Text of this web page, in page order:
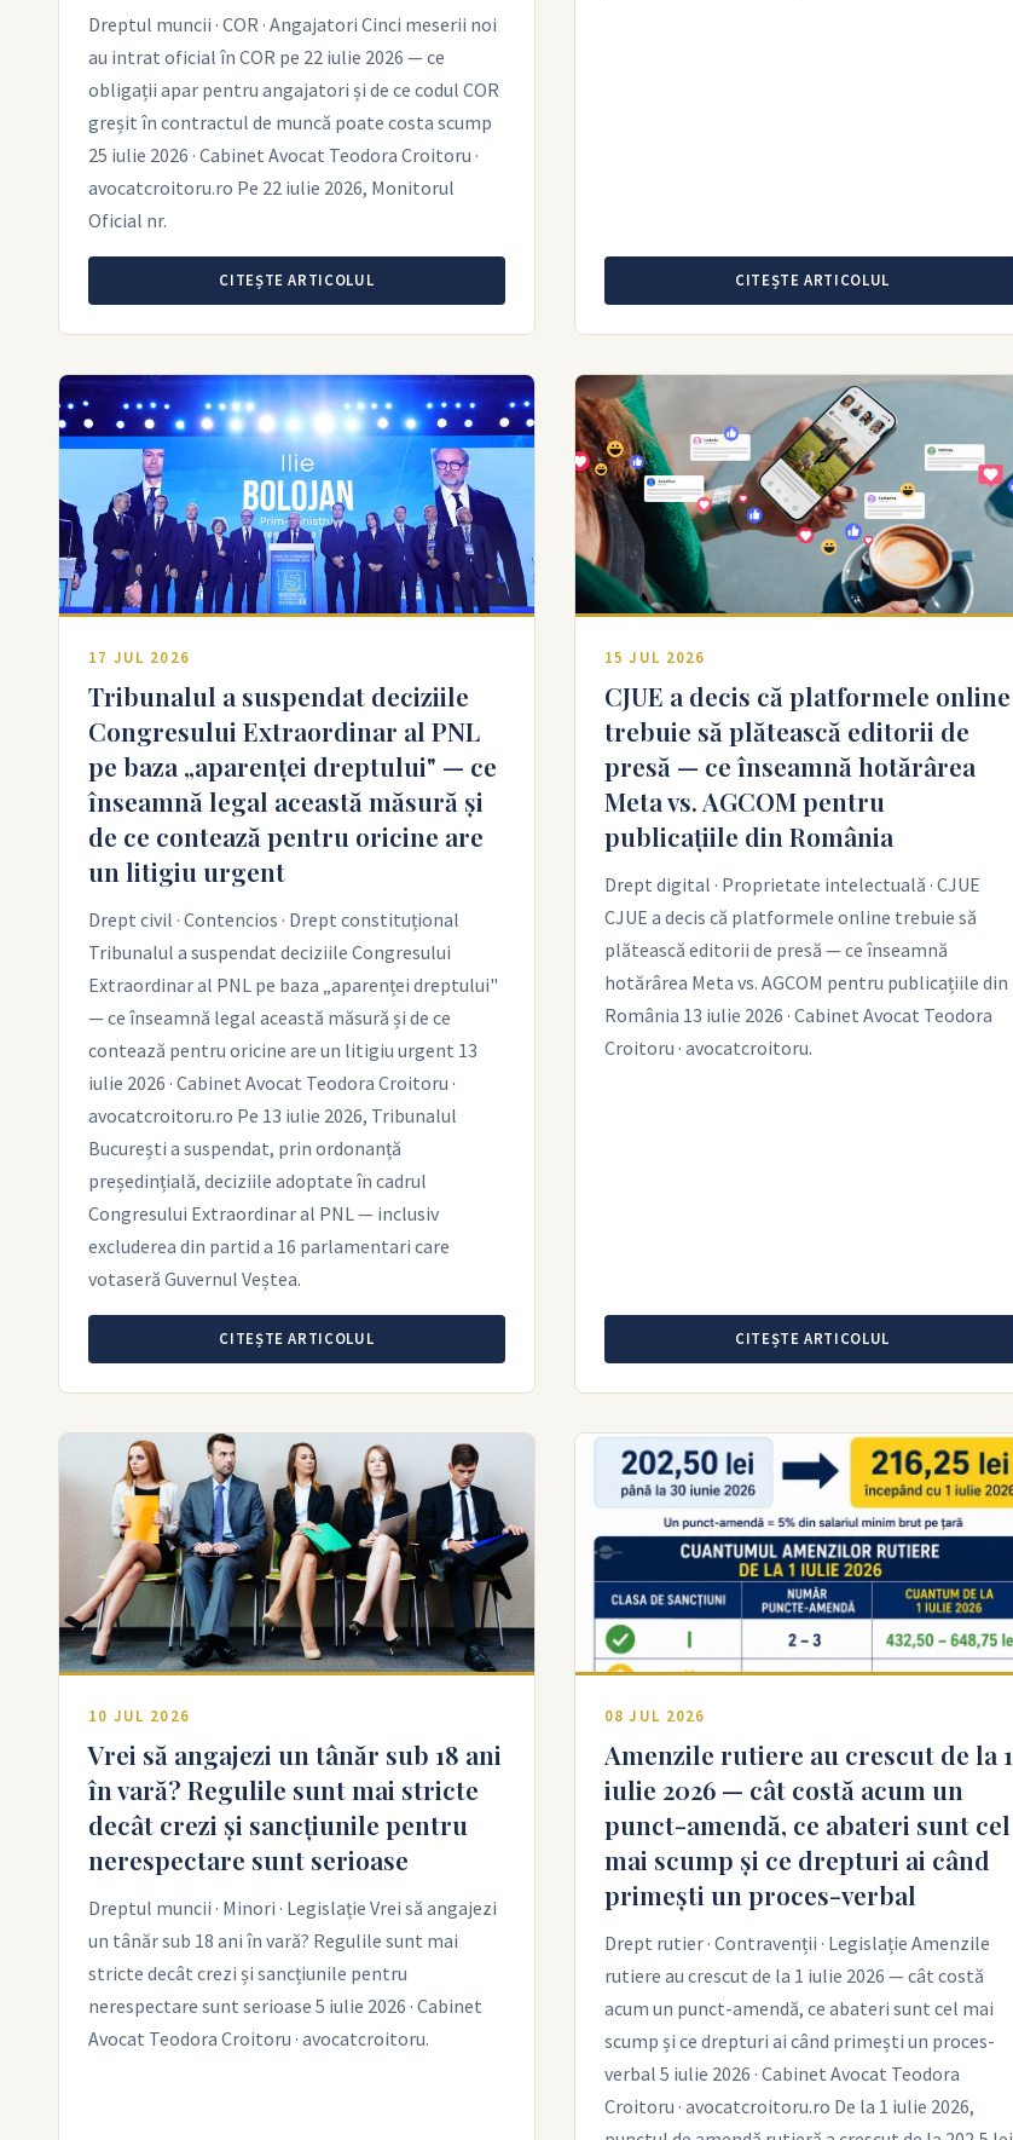
Dreptul muncii · COR · Angajatori Cinci meserii noi
au intrat oficial în COR pe 22 iulie 2026 — ce
obligații apar pentru angajatori și de ce codul COR
greșit în contractul de muncă poate costa scump
25 iulie 2026 · Cabinet Avocat Teodora Croitoru ·
avocatcroitoru.ro Pe 22 iulie 2026, Monitorul
Oficial nr.
CITEȘTE ARTICOLUL CITEȘTE ARTICOLUL
17 JUL 2026
Tribunalul a suspendat deciziile
Congresului Extraordinar al PNL
pe baza „aparenței dreptului" — ce
înseamnă legal această măsură și
de ce contează pentru oricine are
un litigiu urgent
Drept civil · Contencios · Drept constituțional
Tribunalul a suspendat deciziile Congresului
Extraordinar al PNL pe baza „aparenței dreptului"
— ce înseamnă legal această măsură și de ce
contează pentru oricine are un litigiu urgent 13
iulie 2026 · Cabinet Avocat Teodora Croitoru ·
avocatcroitoru.ro Pe 13 iulie 2026, Tribunalul
București a suspendat, prin ordonanță
președințială, deciziile adoptate în cadrul
Congresului Extraordinar al PNL — inclusiv
excluderea din partid a 16 parlamentari care
votaseră Guvernul Veștea.
CITEȘTE ARTICOLUL
15 JUL 2026
CJUE a decis că platformele online
trebuie să plătească editorii de
presă — ce înseamnă hotărârea
Meta vs. AGCOM pentru
publicațiile din România
Drept digital · Proprietate intelectuală · CJUE
CJUE a decis că platformele online trebuie să
plătească editorii de presă — ce înseamnă
hotărârea Meta vs. AGCOM pentru publicațiile din
România 13 iulie 2026 · Cabinet Avocat Teodora
Croitoru · avocatcroitoru.
CITEȘTE ARTICOLUL
10 JUL 2026
Vrei să angajezi un tânăr sub 18 ani
în vară? Regulile sunt mai stricte
decât crezi și sancțiunile pentru
nerespectare sunt serioase
Dreptul muncii · Minori · Legislație Vrei să angajezi
un tânăr sub 18 ani în vară? Regulile sunt mai
stricte decât crezi și sancțiunile pentru
nerespectare sunt serioase 5 iulie 2026 · Cabinet
Avocat Teodora Croitoru · avocatcroitoru.
08 JUL 2026
Amenzile rutiere au crescut de la 1
iulie 2026 — cât costă acum un
punct-amendă, ce abateri sunt cel
mai scump și ce drepturi ai când
primești un proces-verbal
Drept rutier · Contravenții · Legislație Amenzile
rutiere au crescut de la 1 iulie 2026 — cât costă
acum un punct-amendă, ce abateri sunt cel mai
scump și ce drepturi ai când primești un proces-
verbal 5 iulie 2026 · Cabinet Avocat Teodora
Croitoru · avocatcroitoru.ro De la 1 iulie 2026,